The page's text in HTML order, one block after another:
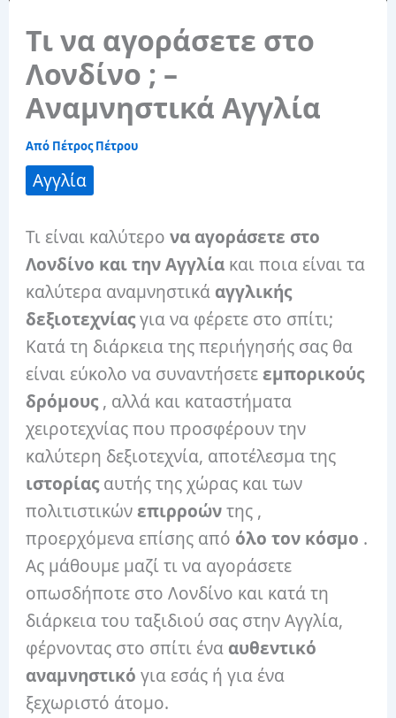
Τι να αγοράσετε στο
Λονδίνο ; –
Αναμνηστικά Αγγλία
Από Πέτρος Πέτρου
Αγγλία
Τι είναι καλύτερονα αγοράσετε στο
Λονδίνο και την Αγγλία και ποια είναι τα
καλύτερα αναμνηστικά αγγλικής
δεξιοτεχνίαςγια να φέρετε στο σπίτι;
Κατά τη διάρκεια της περιήγησής σας θα
είναι εύκολο να συναντήσετεεμπορικούς
δρόμους, αλλά και καταστήματα
χειροτεχνίας που προσφέρουν την
καλύτερη δεξιοτεχνία, αποτέλεσμα της
ιστορίαςαυτής της χώρας και των
πολιτιστικώνεπιρροώντης ,
προερχόμενα επίσης από όλο τον κόσμο .
Ας μάθουμε μαζί τι να αγοράσετε
οπωσδήποτε στο Λονδίνο και κατά τη
διάρκεια του ταξιδιού σας στην Αγγλία,
φέρνοντας στο σπίτι ένα αυθεντικό
αναμνηστικό για εσάς ή για ένα
ξεχωριστό άτομο.